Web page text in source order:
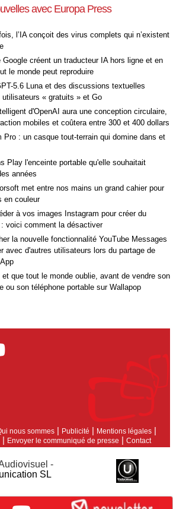
avec Europa Press
l’IA conçoit des virus complets qui n’existent
Google créent un traducteur IA hors ligne et en
le monde peut reproduire
5.6 Luna et des discussions textuelles
« gratuits » et Go
d'OpenAI aura une conception circulaire,
mobiles et coûtera entre 300 et 400 dollars
Pro : un casque tout-terrain qui domine dans et
Play l'enceinte portable qu'elle souhaitait
années
met entre nos mains un grand cahier pour
en couleur
à vos images Instagram pour créer du
voici comment la désactiver
la nouvelle fonctionnalité YouTube Messages
avec d'autres utilisateurs lors du partage de
que tout le monde oublie, avant de vendre son
ou son téléphone portable sur Wallapop
nous sommes | Publicité | Mentions légales |
| Envoyer le communiqué de presse | Contact
-
SL